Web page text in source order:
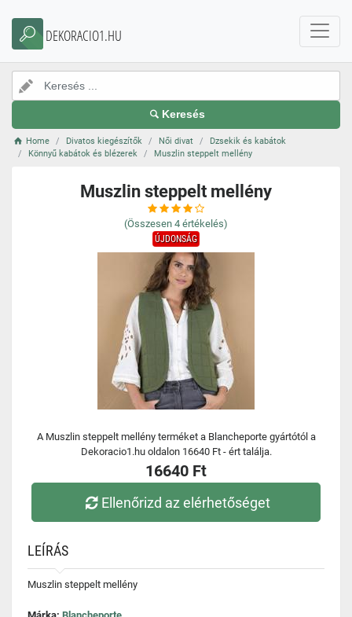
DEKORACIO1.HU
Keresés
Home Divatos kiegészítők Női divat
Dzsekik és kabátok
Könnyű kabátok és blézerek
Muszlin steppelt mellény
Muszlin steppelt mellény
(Összesen 4 értékelés)
ÚJDONSÁG
A Muszlin steppelt mellény terméket a Blancheporte gyártótól a
Dekoracio1.hu oldalon 16640 Ft - ért találja.
16640 Ft
Ellenőrizd az elérhetőséget
LEÍRÁS
Muszlin steppelt mellény